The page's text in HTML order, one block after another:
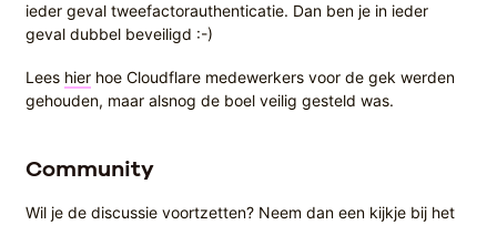
ieder geval tweefactorauthenticatie. Dan ben je in ieder
geval dubbel beveiligd :-)
Lees hier hoe Cloudflare medewerkers voor de gek werden
gehouden, maar alsnog de boel veilig gesteld was.
Community
Wil je de discussie voortzetten? Neem dan een kijkje bij het